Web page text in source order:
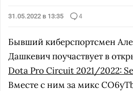
31.05.2022 в 13:35 4
Бывший киберспортсмен
Дашкевич поучаствует в
Dota Pro Circuit 2021/2022:
Вместе с ним за микс